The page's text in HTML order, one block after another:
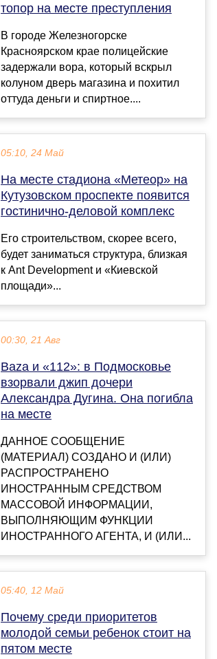
топор на месте преступления
В городе Железногорске
Красноярском крае полицейские
задержали вора, который вскрыл
колуном дверь магазина и похитил
оттуда деньги и спиртное....
05:10, 24 Май
На месте стадиона «Метеор» на
Кутузовском проспекте появится
гостинично-деловой комплекс
Его строительством, скорее всего,
будет заниматься структура, близкая
к Ant Development и «Киевской
площади»...
00:30, 21 Авг
Baza и «112»: в Подмосковье
взорвали джип дочери
Александра Дугина. Она погибла
на месте
ДАННОЕ СООБЩЕНИЕ
(МАТЕРИАЛ) СОЗДАНО И (ИЛИ)
РАСПРОСТРАНЕНО
ИНОСТРАННЫМ СРЕДСТВОМ
МАССОВОЙ ИНФОРМАЦИИ,
ВЫПОЛНЯЮЩИМ ФУНКЦИИ
ИНОСТРАННОГО АГЕНТА, И (ИЛИ...
05:40, 12 Май
Почему среди приоритетов
молодой семьи ребенок стоит на
пятом месте